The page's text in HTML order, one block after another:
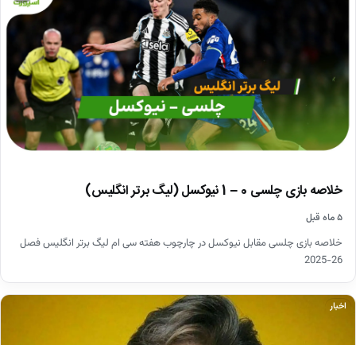
خلاصه بازی چلسی 0 – 1 نیوکسل (لیگ برتر انگلیس)
۵ ماه قبل
خلاصه بازی چلسی مقابل نیوکسل در چارچوب هفته سی ام لیگ برتر انگلیس فصل
26-2025
اخبار